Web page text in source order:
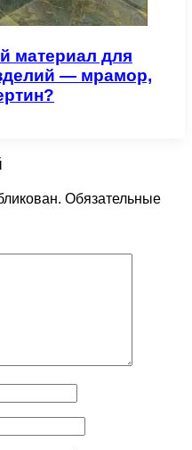
материал для
— мрамор,
Обязательные